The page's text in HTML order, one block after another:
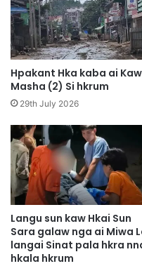
l
a
m
L
R
m
T
a
w
N
g
a
A
W
a
m
a
w
M
a
r
e
Hpakant Hka kaba ai Kaw
Masha (2) Si hkrum
29th July 2026
Langu sun kaw Hkai Sun
Sara galaw nga ai Miwa
langai Sinat pala hkra
hkala hkrum